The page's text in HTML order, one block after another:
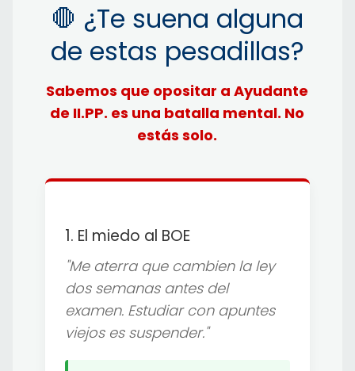
🛑 ¿Te suena alguna
de estas pesadillas?
Sabemos que opositar a Ayudante
de II.PP. es una batalla mental. No
estás solo.
1. El miedo al BOE
"Me aterra que cambien la ley
dos semanas antes del
examen. Estudiar con apuntes
viejos es suspender."